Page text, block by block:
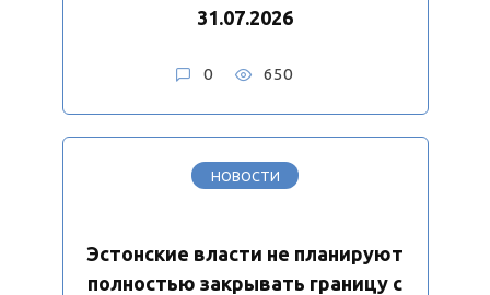
31.07.2026
0 650
НОВОСТИ
Эстонские власти не планируют
полностью закрывать границу с